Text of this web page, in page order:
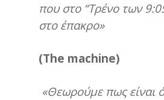
που στο “Τρένο των
στο έπακρο»
(The machine)
«Θεωρούμε πως είναι